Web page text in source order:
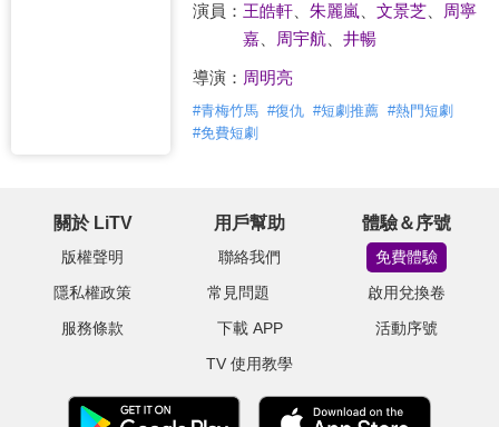
演員： 王皓軒、 朱麗嵐 文景芝、
周寧
嘉、 周宇航 井暢
導演： 周明亮
#青梅竹馬 #復仇 #短劇推薦 #熱門短劇
#免費短劇
關於 LiTV
版權聲明
隱私權政策
服務條款
用戶幫助
聯絡我們
常見問題
下載 APP
TV 使用教學
體驗＆序號
免費體驗
啟用兌換卷
活動序號